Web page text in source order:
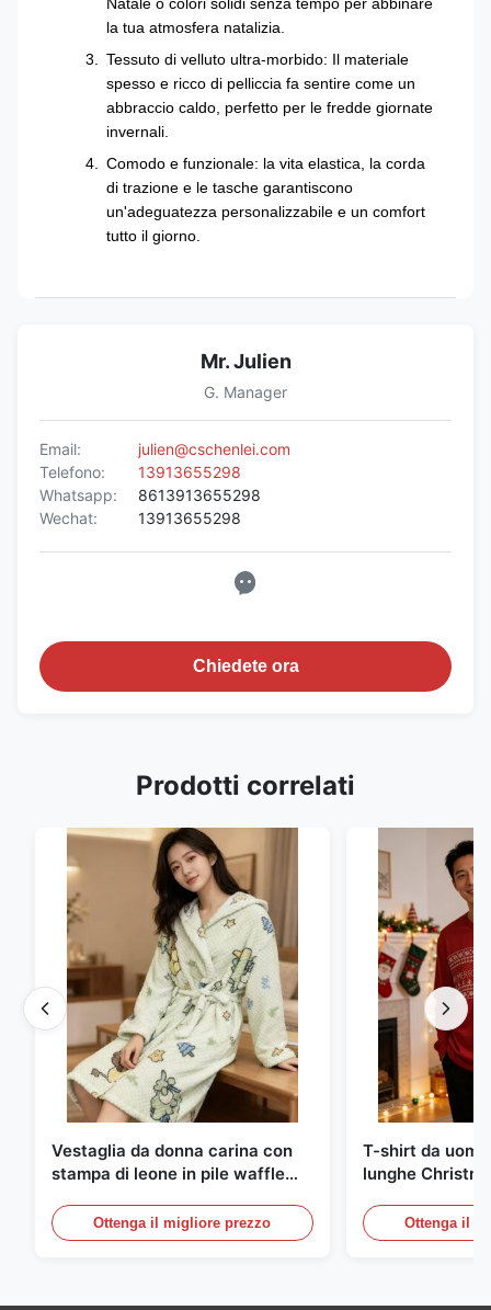
la tua atmosfera natalizia.
Tessuto di velluto ultra-morbido: Il materiale
spesso e ricco di pelliccia fa sentire come un
abbraccio caldo, perfetto per le fredde giornate
invernali.
Comodo e funzionale: la vita elastica, la corda
di trazione e le tasche garantiscono
un'adeguatezza personalizzabile e un comfort
tutto il giorno.
Mr. Julien
G. Manager
Email:
julien@cschenlei.com
Telefono:
13913655298
Whatsapp:
8613913655298
Wechat:
13913655298
Chiedete ora
Prodotti correlati
Vestaglia da donna carina con
stampa di leone in pile waffle
Ottenga il migliore prezzo
T-shirt da
lunghe
Ottenga il